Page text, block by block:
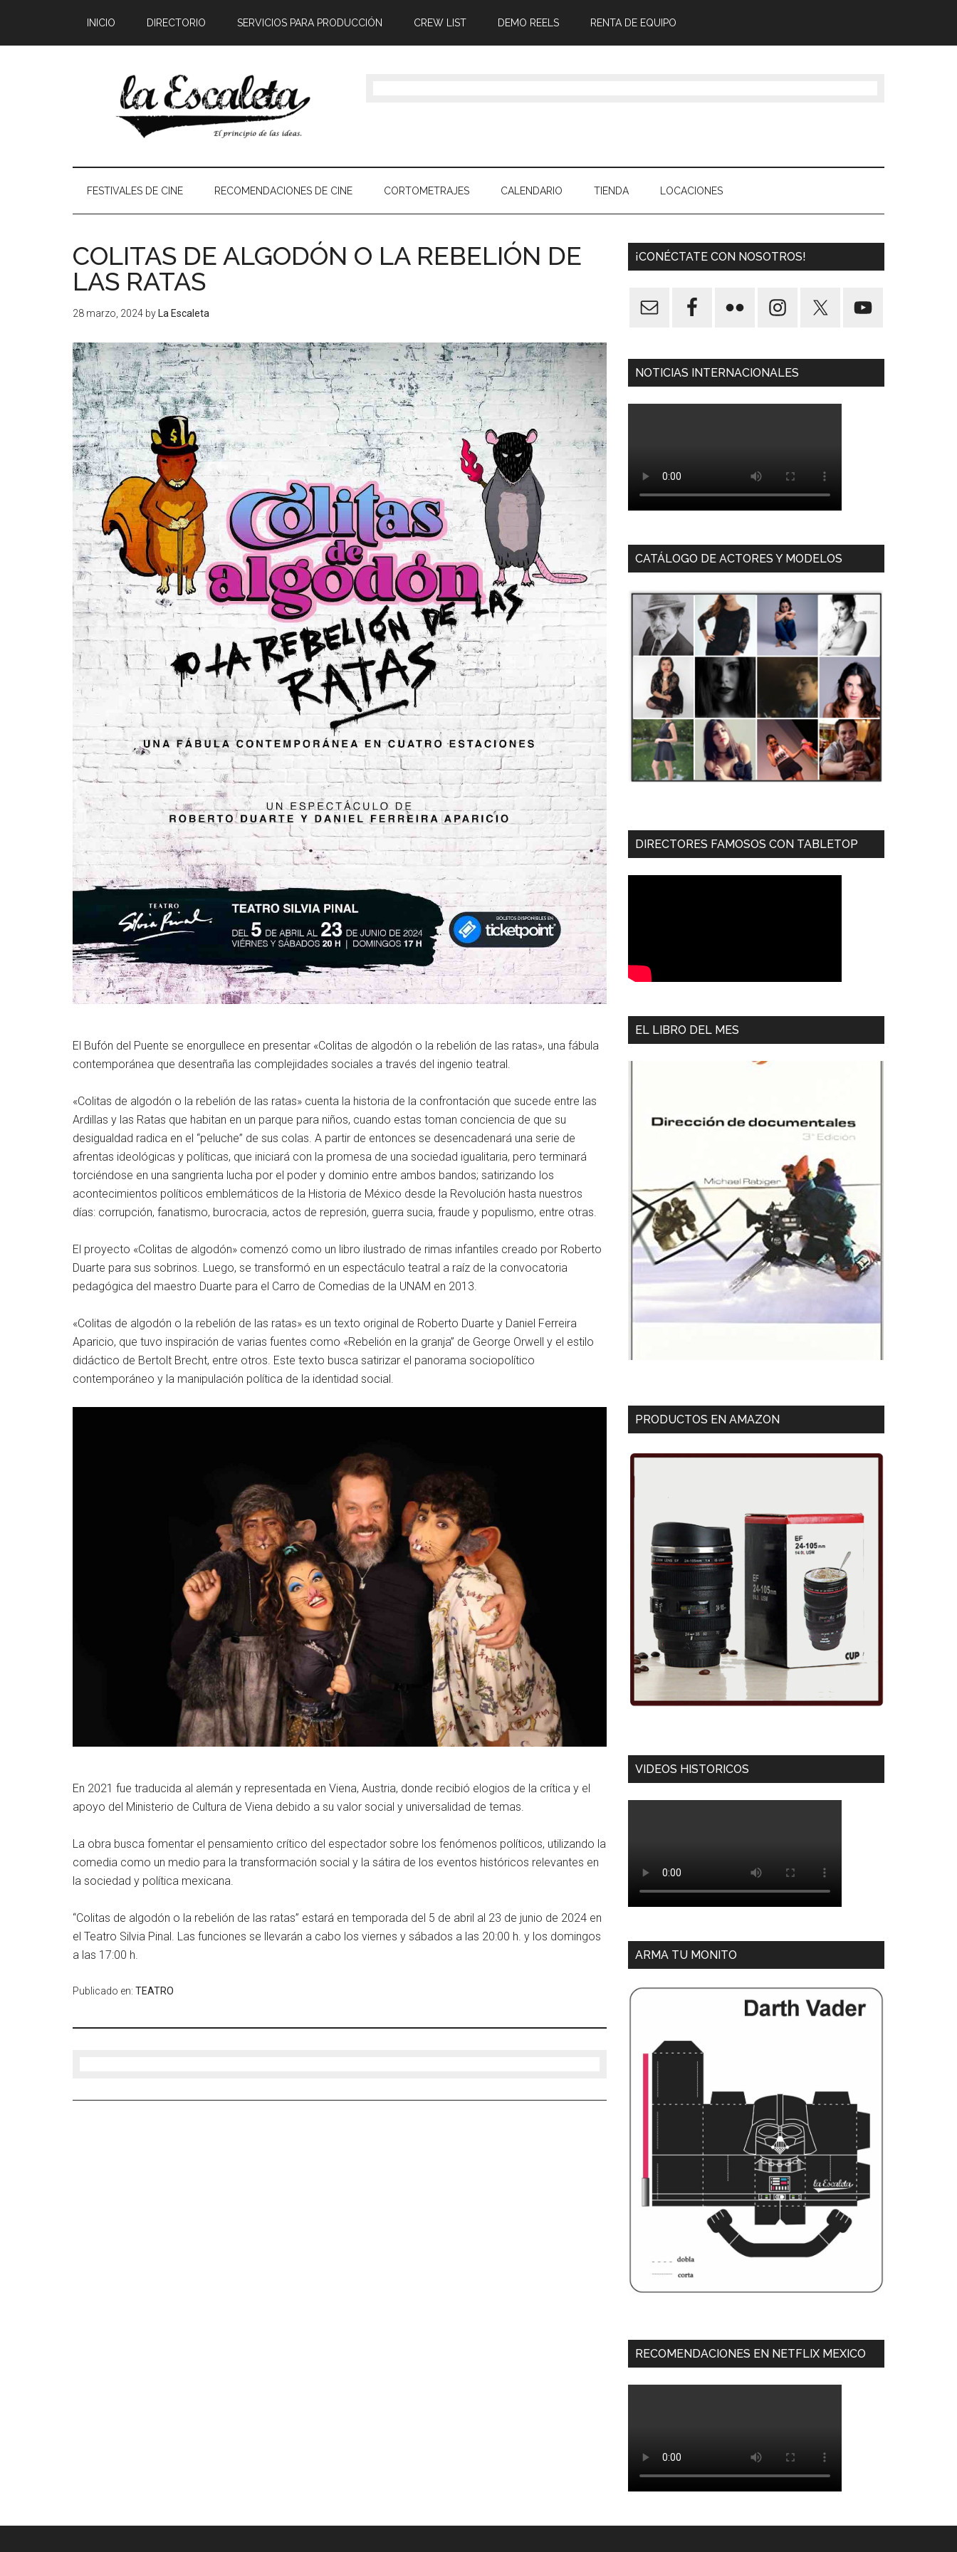
INICIO DIRECTORIO SERVICIOS PARA PRODUCCIÓN CREW LIST DEMO REELS RENTA DE EQUIPO
FESTIVALES DE CINE RECOMENDACIONES DE CINE CORTOMETRAJES CALENDARIO TIENDA LOCACIONES
COLITAS DE ALGODÓN O LA REBELIÓN DE
LAS RATAS
28 marzo, 2024 by La Escaleta
El Bufón del Puente se enorgullece en presentar «Colitas de algodón o la rebelión de las ratas», una fábula
contemporánea que desentraña las complejidades sociales a través del ingenio teatral.
«Colitas de algodón o la rebelión de las ratas» cuenta la historia de la confrontación que sucede entre las
Ardillas y las Ratas que habitan en un parque para niños, cuando estas toman conciencia de que su
desigualdad radica en el “peluche” de sus colas. A partir de entonces se desencadenará una serie de
afrentas ideológicas y políticas, que iniciará con la promesa de una sociedad igualitaria, pero terminará
torciéndose en una sangrienta lucha por el poder y dominio entre ambos bandos; satirizando los
acontecimientos políticos emblemáticos de la Historia de México desde la Revolución hasta nuestros
días: corrupción, fanatismo, burocracia, actos de represión, guerra sucia, fraude y populismo, entre otras.
El proyecto «Colitas de algodón» comenzó como un libro ilustrado de rimas infantiles creado por Roberto
Duarte para sus sobrinos. Luego, se transformó en un espectáculo teatral a raíz de la convocatoria
pedagógica del maestro Duarte para el Carro de Comedias de la UNAM en 2013.
«Colitas de algodón o la rebelión de las ratas» es un texto original de Roberto Duarte y Daniel Ferreira
Aparicio, que tuvo inspiración de varias fuentes como «Rebelión en la granja” de George Orwell y el estilo
didáctico de Bertolt Brecht, entre otros. Este texto busca satirizar el panorama sociopolítico
contemporáneo y la manipulación política de la identidad social.
En 2021 fue traducida al alemán y representada en Viena, Austria, donde recibió elogios de la crítica y el
apoyo del Ministerio de Cultura de Viena debido a su valor social y universalidad de temas.
La obra busca fomentar el pensamiento crítico del espectador sobre los fenómenos políticos, utilizando la
comedia como un medio para la transformación social y la sátira de los eventos históricos relevantes en
la sociedad y política mexicana.
“Colitas de algodón o la rebelión de las ratas” estará en temporada del 5 de abril al 23 de junio de 2024 en
el Teatro Silvia Pinal. Las funciones se llevarán a cabo los viernes y sábados a las 20:00 h. y los domingos
a las 17:00 h.
Publicado en: TEATRO
¡CONÉCTATE CON NOSOTROS!
NOTICIAS INTERNACIONALES
CATÁLOGO DE ACTORES Y MODELOS
DIRECTORES FAMOSOS CON TABLETOP
EL LIBRO DEL MES
PRODUCTOS EN AMAZON
VIDEOS HISTORICOS
ARMA TU MONITO
RECOMENDACIONES EN NETFLIX MEXICO